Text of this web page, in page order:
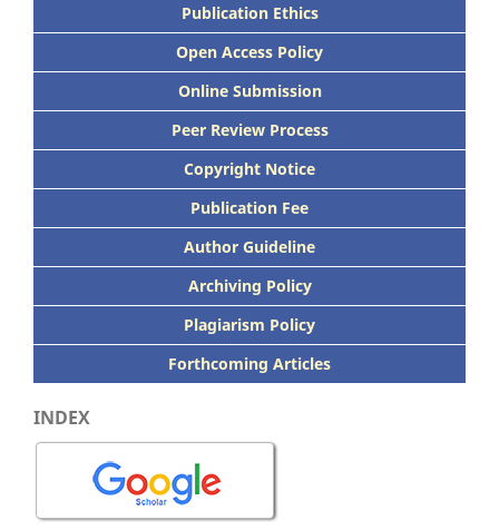
Publication Ethics
Open Access Policy
Online Submission
Peer Review Process
Copyright Notice
Publication Fee
Author Guideline
Archiving Policy
Plagiarism Policy
Forthcoming Articles
INDEX